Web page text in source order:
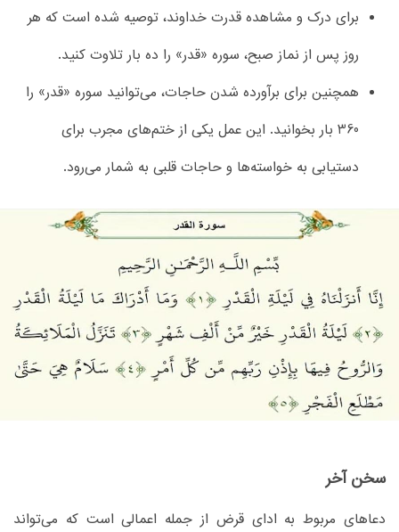
برای درک و مشاهده قدرت خداوند، توصیه شده است که هر
روز پس از نماز صبح، سوره «قدر» را ده بار تلاوت کنید.
همچنین برای برآورده شدن حاجات، می‌توانید سوره «قدر» را
360 بار بخوانید. این عمل یکی از ختم‌های مجرب برای
دستیابی به خواسته‌ها و حاجات قلبی به شمار می‌رود.
سخن آخر
دعاهای مربوط به ادای قرض از جمله اعمالی است که می‌تواند